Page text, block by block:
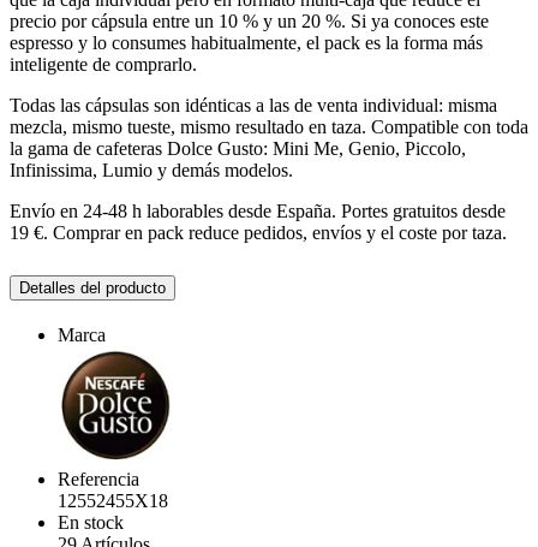
precio por cápsula entre un 10 % y un 20 %. Si ya conoces este
espresso y lo consumes habitualmente, el pack es la forma más
inteligente de comprarlo.
Todas las cápsulas son idénticas a las de venta individual: misma
mezcla, mismo tueste, mismo resultado en taza. Compatible con toda
la gama de cafeteras Dolce Gusto: Mini Me, Genio, Piccolo,
Infinissima, Lumio y demás modelos.
Envío en 24-48 h laborables desde España. Portes gratuitos desde
19 €. Comprar en pack reduce pedidos, envíos y el coste por taza.
Detalles del producto
Marca
Referencia
12552455X18
En stock